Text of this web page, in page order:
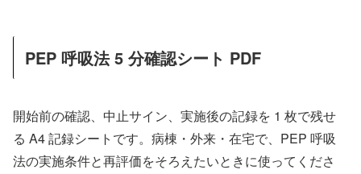
PEP 呼吸法 5 分確認シート PDF
開始前の確認、中止サイン、実施後の記録を 1 枚で残せ
る A4 記録シートです。病棟・外来・在宅で、PEP 呼吸
法の実施条件と再評価をそろえたいときに使ってくださ